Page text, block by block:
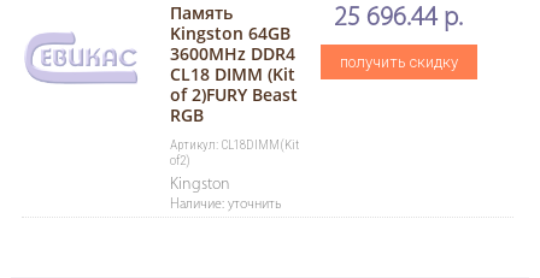
Память
Kingston 64GB
3600MHz DDR4
CL18 DIMM (Kit
of 2)FURY Beast
RGB
Артикул: CL18DIMM(Kit
of2)
Kingston
Наличие: уточнить
25 696.44 р.
получить скидку